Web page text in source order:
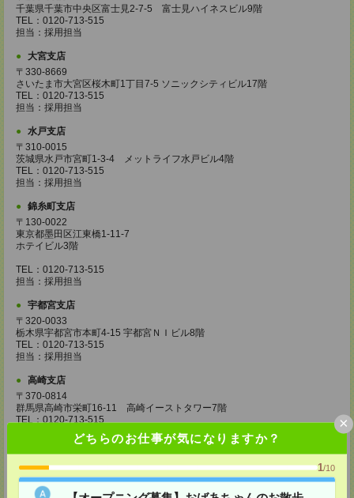
どちらのお仕事が気になりますか？
1/10
×
千葉県千葉市中央区富士見2-7-5 富士見ハイネスビル9階
TEL：0120-713-515
担当：採用担当
大宮支店
〒330-8669
さいたま市大宮区桜木町1丁目7-5 ソニックシティビル17階
TEL：0120-713-515
担当：採用担当
水戸支店
〒310-0015
茨城県水戸市宮町1-3-4 メットライフ水戸ビル4階
TEL：0120-713-515
担当：採用担当
錦糸町支店
〒130-0022
東京都墨田区江東橋1-11-7
ホテイビル3階
TEL：0120-713-515
担当：採用担当
宇都宮支店
〒320-0033
栃木県宇都宮市本町4-15 宇都宮ＮＩビル8階
TEL：0120-713-515
担当：採用担当
高崎支店
〒370-0814
群馬県高崎市栄町16-11 高崎イーストタワー7階
TEL：0120-713-515
担当：採用担当
柏支店
〒277-0842
千葉県柏市末広町7-3 柏第一生命ビル4階
TEL：0120-713-515